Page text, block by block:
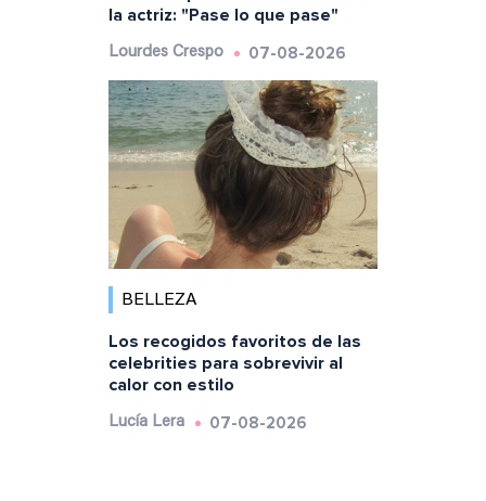
la actriz: "Pase lo que pase"
Lourdes Crespo 07-08-2026
BELLEZA
Los recogidos favoritos de las
celebrities para sobrevivir al
calor con estilo
Lucía Lera 07-08-2026